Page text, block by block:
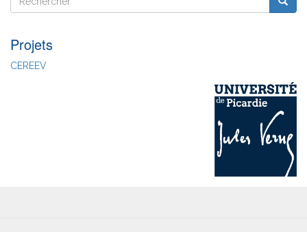
Rechercher
Projets
CEREEV